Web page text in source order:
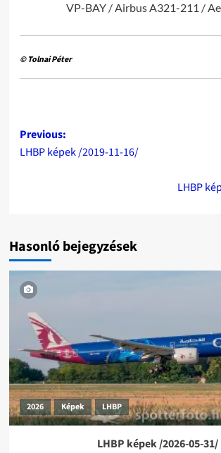
VP-BAY / Airbus A321-211 /
© Tolnai Péter
Post
navigation
Previous:
LHBP képek /2019-11-16/
LHBP
Hasonló bejegyzések
2026 Képek LHBP
LHBP képek /2026-05-31/